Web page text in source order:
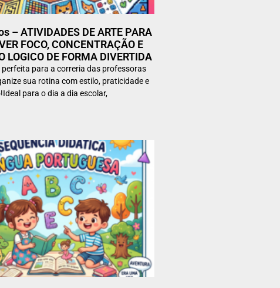
– ATIVIDADES DE ARTE PARA
FOCO, CONCENTRAÇÃO E
LOGICO DE FORMA DIVERTIDA
perfeita para a correria das professoras
sua rotina com estilo, praticidade e
para o dia a dia escolar,